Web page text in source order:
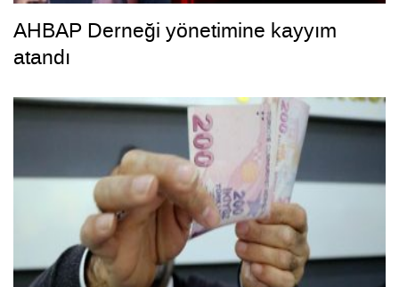
AHBAP Derneği yönetimine kayyım
atandı